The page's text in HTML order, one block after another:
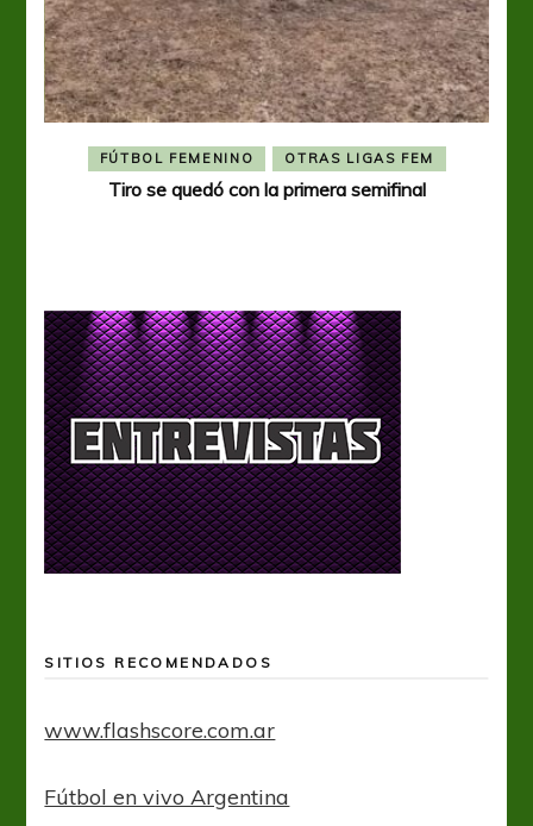
FÚTBOL FEMENINO OTRAS LIGAS FEM
Tiro se quedó con la primera semifinal
SITIOS RECOMENDADOS
www.flashscore.com.ar
Fútbol en vivo Argentina